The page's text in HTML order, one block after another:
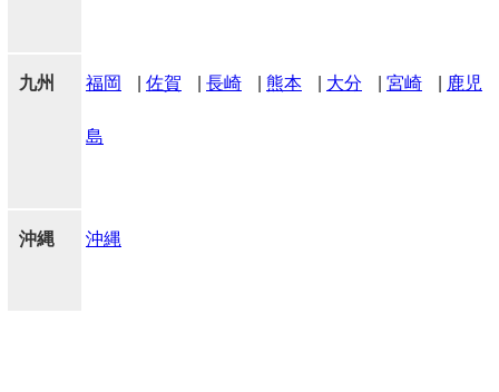
九州 福岡 佐賀 長崎 熊本 大分 宮崎 鹿児
島
沖縄 沖縄